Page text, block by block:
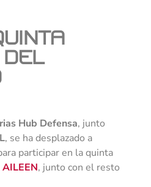
del
Hub Defensa, junto
, se ha desplazado a
participar en la quinta
, junto con el resto